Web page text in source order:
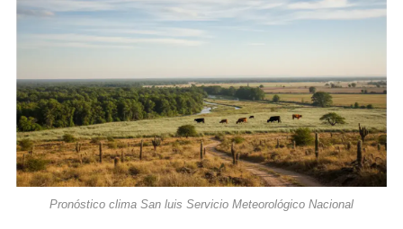
Pronóstico clima San luis Servicio Meteorológico Nacional